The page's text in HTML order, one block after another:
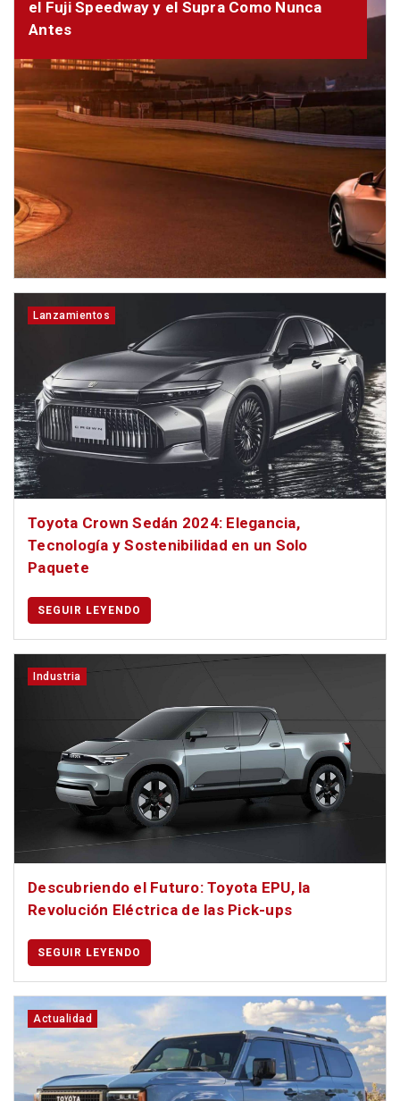
el Fuji Speedway y el Supra Como Nunca
Antes
Lanzamientos
Toyota Crown Sedán 2024: Elegancia,
Tecnología y Sostenibilidad en un Solo
Paquete
SEGUIR LEYENDO
Industria
Descubriendo el Futuro: Toyota EPU, la
Revolución Eléctrica de las Pick-ups
SEGUIR LEYENDO
Actualidad